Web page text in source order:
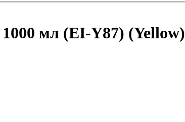
мл (EI-Y87) (Yellow)